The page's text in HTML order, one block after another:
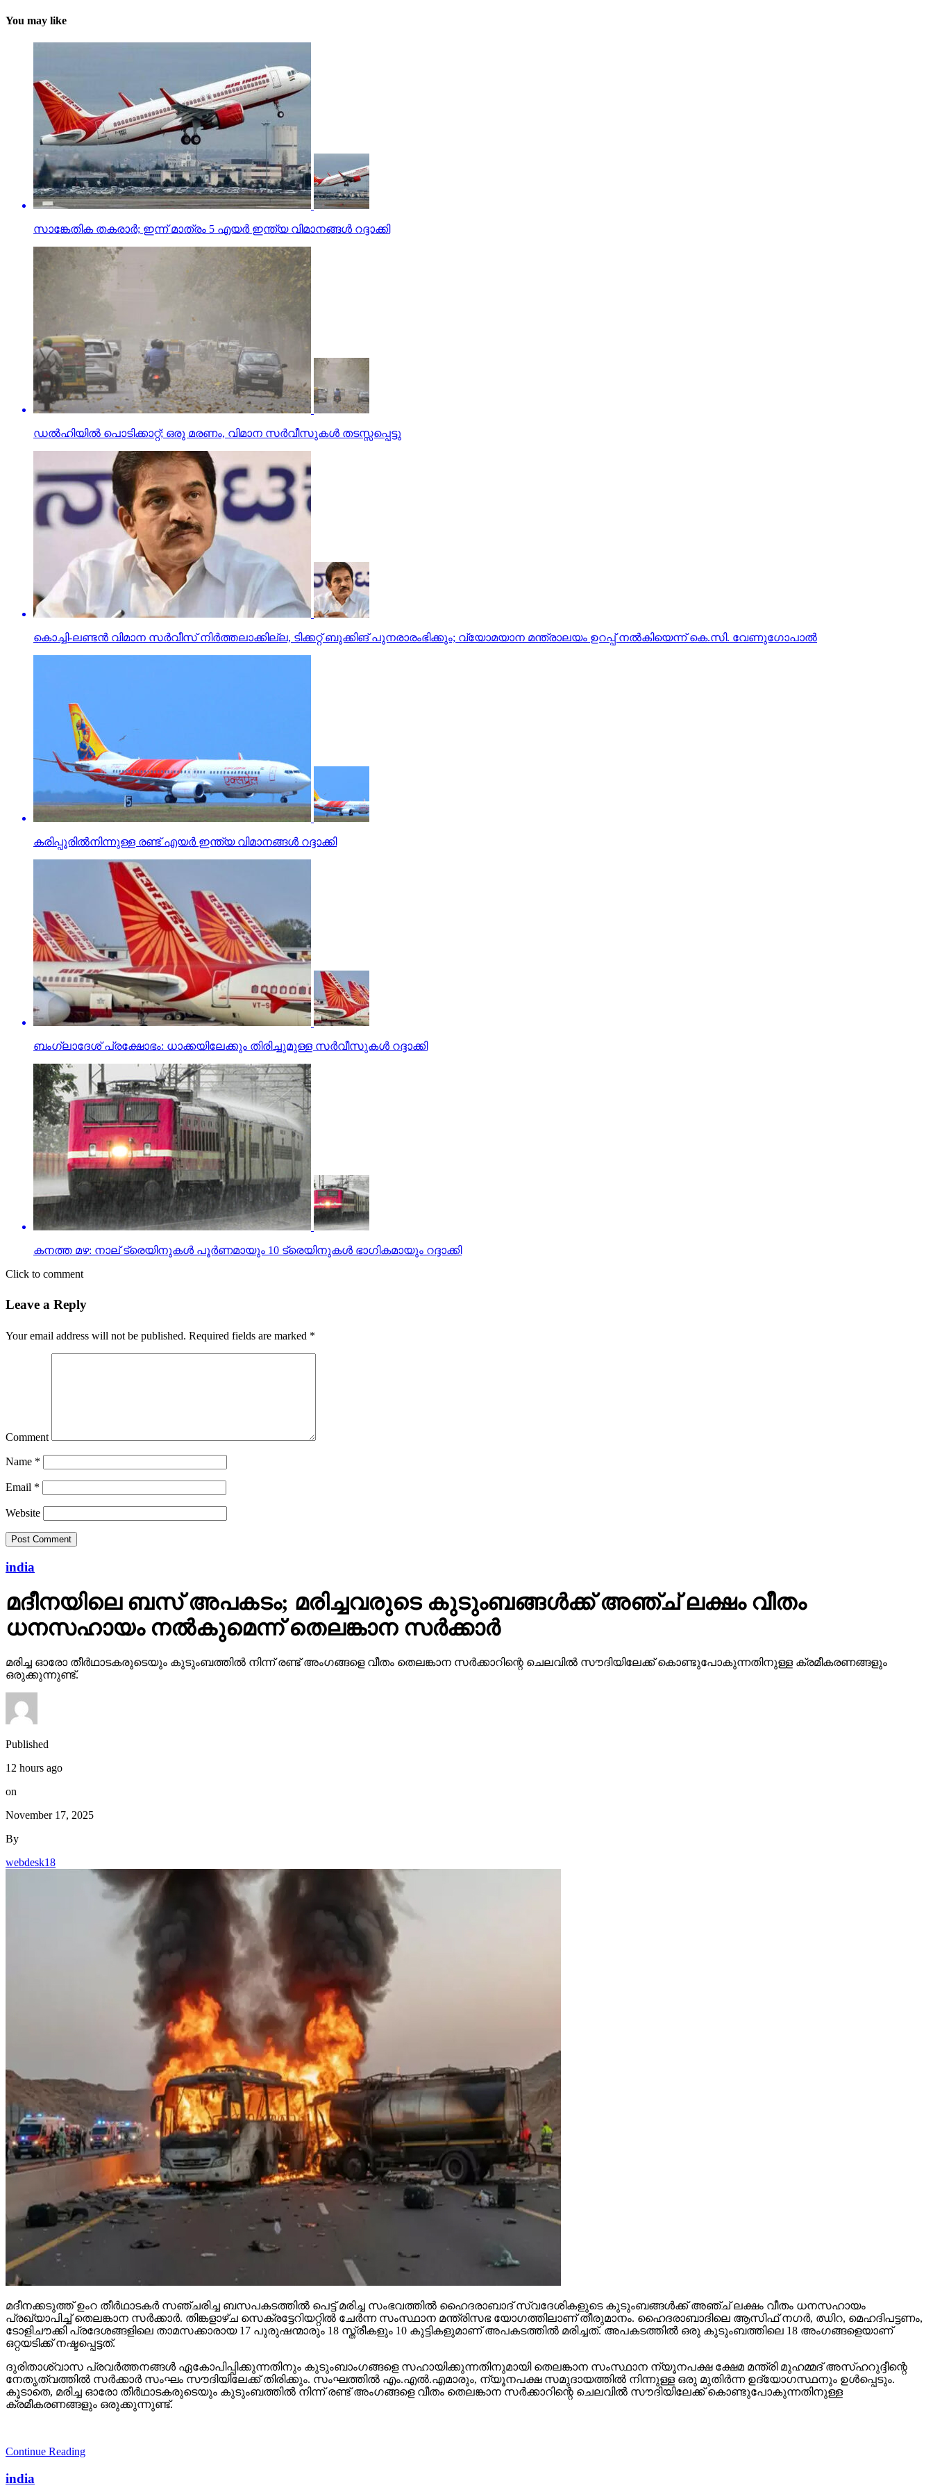
You may like
സാങ്കേതിക തകരാര്‍; ഇന്ന് മാത്രം 5 എയര്‍ ഇന്ത്യ വിമാനങ്ങള്‍ റദ്ദാക്കി
ഡല്‍ഹിയില്‍ പൊടിക്കാറ്റ്; ഒരു മരണം, വിമാന സര്‍വീസുകള്‍ തടസ്സപ്പെട്ടു
കൊച്ചി-ലണ്ടന്‍ വിമാന സര്‍വീസ് നിര്‍ത്തലാക്കില്ല, ടിക്കറ്റ് ബുക്കിങ് പുനരാരംഭിക്കും; വ്യോമയാന മന്ത്രാലയം ഉറപ്പ് നല്‍കിയെന്ന് കെ.സി. വേണുഗോപാല്‍
കരിപ്പൂരിൽനിന്നുള്ള രണ്ട് എയർ ഇന്ത്യ വിമാനങ്ങൾ റദ്ദാക്കി
ബംഗ്ലാദേശ് പ്രക്ഷോഭം: ധാക്കയിലേക്കും തിരിച്ചുമുള്ള സര്‍വീസുകള്‍ റദ്ദാക്കി
കനത്ത മഴ: നാല് ട്രെയിനുകൾ പൂർണമായും 10 ട്രെയിനുകൾ ഭാഗികമായും റദ്ദാക്കി
Click to comment
Leave a Reply
Your email address will not be published. Required fields are marked *
Comment
Name *
Email *
Website
india
മദീനയിലെ ബസ് അപകടം; മരിച്ചവരുടെ കുടുംബങ്ങള്‍ക്ക് അഞ്ച് ലക്ഷം വീതം
ധനസഹായം നല്‍കുമെന്ന് തെലങ്കാന സര്‍ക്കാര്‍
മരിച്ച ഓരോ തീര്‍ഥാടകരുടെയും കുടുംബത്തില്‍ നിന്ന് രണ്ട് അംഗങ്ങളെ വീതം തെലങ്കാന സര്‍ക്കാറിന്റെ ചെലവില്‍ സൗദിയിലേക്ക് കൊണ്ടുപോകുന്നതിനുള്ള ക്രമീകരണങ്ങളും
ഒരുക്കുന്നുണ്ട്.
Published
12 hours ago
on
November 17, 2025
By
webdesk18
മദീനക്കടുത്ത് ഉംറ തീര്‍ഥാടകര്‍ സഞ്ചരിച്ച ബസപകടത്തില്‍ പെട്ട് മരിച്ച സംഭവത്തില്‍ ഹൈദരാബാദ് സ്വദേശികളുടെ കുടുംബങ്ങള്‍ക്ക് അഞ്ച് ലക്ഷം വീതം ധനസഹായം
പ്രഖ്യാപിച്ച് തെലങ്കാന സര്‍ക്കാര്‍. തിങ്കളാഴ്ച സെക്രട്ടേറിയറ്റില്‍ ചേര്‍ന്ന സംസ്ഥാന മന്ത്രിസഭ യോഗത്തിലാണ് തീരുമാനം. ഹൈദരാബാദിലെ ആസിഫ് നഗര്‍, ഝിറ, മെഹദിപട്ടണം,
ടോളിചൗക്കി പ്രദേശങ്ങളിലെ താമസക്കാരായ 17 പുരുഷന്മാരും 18 സ്ത്രീകളും 10 കുട്ടികളുമാണ് അപകടത്തില്‍ മരിച്ചത്. അപകടത്തില്‍ ഒരു കുടുംബത്തിലെ 18 അംഗങ്ങളെയാണ്
ഒറ്റയടിക്ക് നഷ്ടപ്പെട്ടത്.
ദുരിതാശ്വാസ പ്രവര്‍ത്തനങ്ങള്‍ ഏകോപിപ്പിക്കുന്നതിനും കുടുംബാംഗങ്ങളെ സഹായിക്കുന്നതിനുമായി തെലങ്കാന സംസ്ഥാന ന്യൂനപക്ഷ ക്ഷേമ മന്ത്രി മുഹമ്മദ് അസ്ഹറുദ്ദീന്റെ
നേതൃത്വത്തില്‍ സര്‍ക്കാര്‍ സംഘം സൗദിയിലേക്ക് തിരിക്കും. സംഘത്തില്‍ എം.എല്‍.എമാരും, ന്യൂനപക്ഷ സമുദായത്തില്‍ നിന്നുള്ള ഒരു മുതിര്‍ന്ന ഉദ്യോഗസ്ഥനും ഉള്‍പ്പെടും.
കൂടാതെ, മരിച്ച ഓരോ തീര്‍ഥാടകരുടെയും കുടുംബത്തില്‍ നിന്ന് രണ്ട് അംഗങ്ങളെ വീതം തെലങ്കാന സര്‍ക്കാറിന്റെ ചെലവില്‍ സൗദിയിലേക്ക് കൊണ്ടുപോകുന്നതിനുള്ള
ക്രമീകരണങ്ങളും ഒരുക്കുന്നുണ്ട്.
Continue Reading
india